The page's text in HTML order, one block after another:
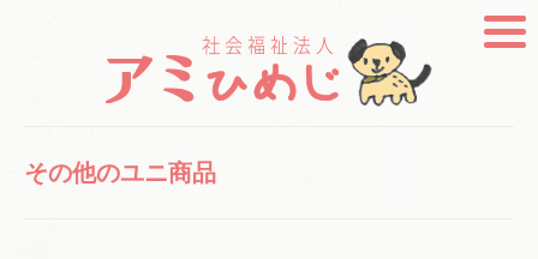
その他のユニ商品